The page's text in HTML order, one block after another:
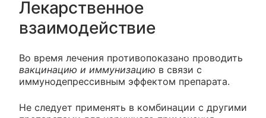
Лекарственное
взаимодействие
Во время лечения противопоказано проводить
вакцинацию и иммунизацию в связи с
иммунодепрессивным эффектом препарата.
Не следует применять в комбинации с другими